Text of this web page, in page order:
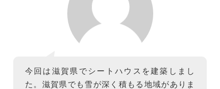
今回は滋賀県でシートハウスを建築しまし
た。滋賀県でも雪が深く積もる地域がありま